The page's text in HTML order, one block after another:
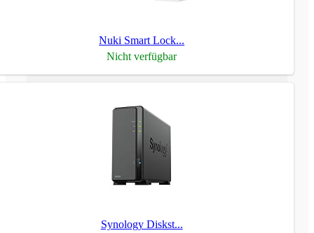
Nuki Smart Lock...
Nicht verfügbar
Synology Diskst...